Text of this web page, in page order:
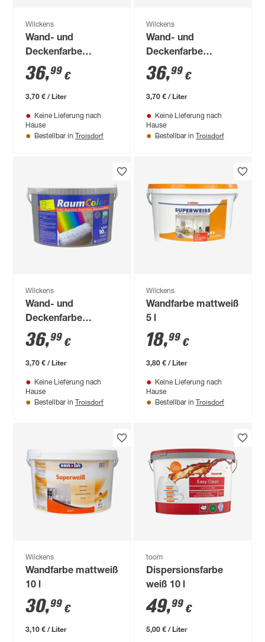
Wilckens
Wand- und
Deckenfarbe
'RaumColor'
hellbraun 10 l
36,99 €
3,70 € / Liter
Keine Lieferung nach
Hause
Bestellbar in Troisdorf
Wilckens
Wand- und
Deckenfarbe
'RaumColor'
hellbraun 10 l
36,99 €
3,70 € / Liter
Keine Lieferung nach
Hause
Bestellbar in Troisdorf
Wilckens
Wand- und
Deckenfarbe
'RaumColor'
basaltgrau 10 l
36,99 €
3,70 € / Liter
Keine Lieferung nach
Hause
Bestellbar in Troisdorf
Wilckens
Wandfarbe mattweiß
5 l
18,99 €
3,80 € / Liter
Keine Lieferung nach
Hause
Bestellbar in Troisdorf
Wilckens
Wandfarbe mattweiß
10 l
30,99 €
3,10 € / Liter
toom
Dispersionsfarbe
weiß 10 l
49,99 €
5,00 € / Liter